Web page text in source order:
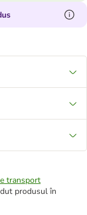
transport
produsul în